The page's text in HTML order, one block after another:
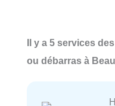
Il y a 5 services
ou débarras à